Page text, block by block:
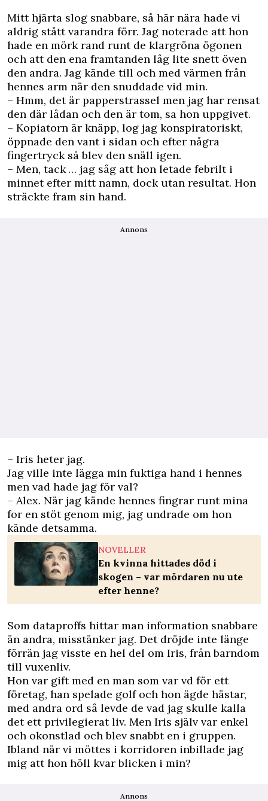
Mitt hjärta slog snabbare, så här nära hade vi
aldrig stått varandra förr. Jag noterade att hon
hade en mörk rand runt de klargröna ögonen
och att den ena fram­tanden låg lite snett öven
den andra. Jag kände till och med värmen från
hennes arm när den snuddade vid min.
– Hmm, det är papperstrassel men jag har rensat
den där lådan och den är tom, sa hon uppgivet.
– Kopiatorn är knäpp, log jag konspiratoriskt,
öppnade den vant i sidan och efter några
fingertryck så blev den snäll igen.
– Men, tack … jag såg att hon letade febrilt i
minnet efter mitt namn, dock utan resultat. Hon
sträckte fram sin hand.
Annons
– Iris heter jag.
Jag ville inte lägga min fuktiga hand i hennes
men vad hade jag för val?
– Alex. När jag kände hennes fingrar runt mina
for en stöt genom mig, jag undrade om hon
kände detsamma.
NOVELLER
En kvinna hittades död i
skogen – var mördaren nu ute
efter henne?
Som dataproffs hittar man information snabbare
än andra, misstänker jag. Det dröjde inte länge
förrän jag visste en hel del om Iris, från barndom
till vuxenliv.
Hon var gift med en man som var vd för ett
företag, han spelade golf och hon ägde hästar,
med andra ord så levde de vad jag skulle kalla
det ett privilegierat liv. Men Iris själv var enkel
och okonstlad och blev snabbt en i gruppen.
Ibland när vi möttes i korridoren inbillade jag
mig att hon höll kvar blicken i min?
Annons